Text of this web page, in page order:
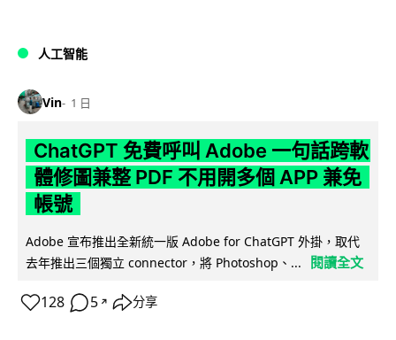
人工智能
Vin 1 日
ChatGPT 免費呼叫 Adobe 一句話跨軟
體修圖兼整 PDF 不用開多個 APP 兼免
帳號
Adobe 宣布推出全新統一版 Adobe for ChatGPT 外掛，取代
去年推出三個獨立 connector，將 Photoshop、...
閱讀全文
128 5 ↗ 分享